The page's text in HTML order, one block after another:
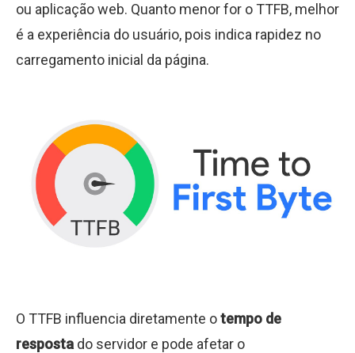
ou aplicação web. Quanto menor for o TTFB, melhor
é a experiência do usuário, pois indica rapidez no
carregamento inicial da página.
O TTFB influencia diretamente otempo de
resposta do servidor e pode afetar o